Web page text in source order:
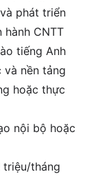
phát triển
CNTT
tiếng Anh
và nền tảng
hoặc thực
nội bộ hoặc
triệu/tháng